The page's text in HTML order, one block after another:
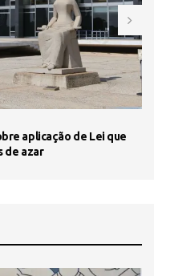
aplicação de Lei que
de azar